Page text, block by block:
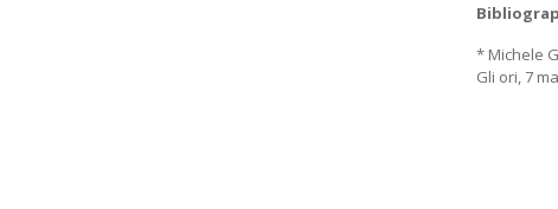
* Michele
Gli ori, 7